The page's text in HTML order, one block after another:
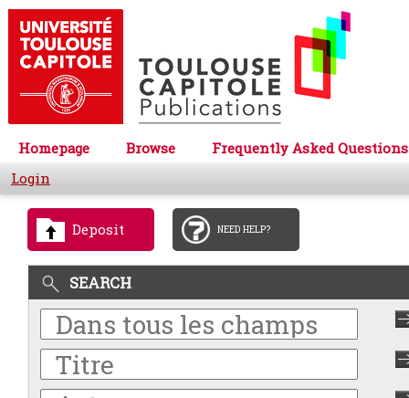
Homepage Browse
Frequently Asked Questions
Login
Deposit NEED HELP?
SEARCH